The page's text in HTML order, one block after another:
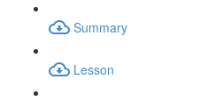
Summary
Lesson